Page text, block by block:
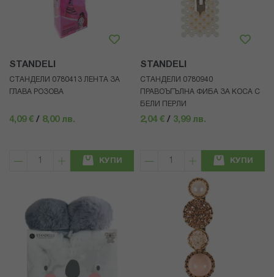
STANDELI
СТАНДЕЛИ 0780413 ЛЕНТА ЗА
ГЛАВА РОЗОВА
4,09 € / 8,00 лв.
КУПИ
STANDELI
СТАНДЕЛИ 0780940
ПРАВОЪГЪЛНА ФИБА ЗА КОСА С
БЕЛИ ПЕРЛИ
2,04 € / 3,99 лв.
КУПИ